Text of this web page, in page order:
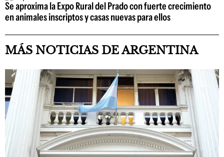
Se aproxima la Expo Rural del Prado con fuerte crecimiento
en animales inscriptos y casas nuevas para ellos
MÁS NOTICIAS DE ARGENTINA